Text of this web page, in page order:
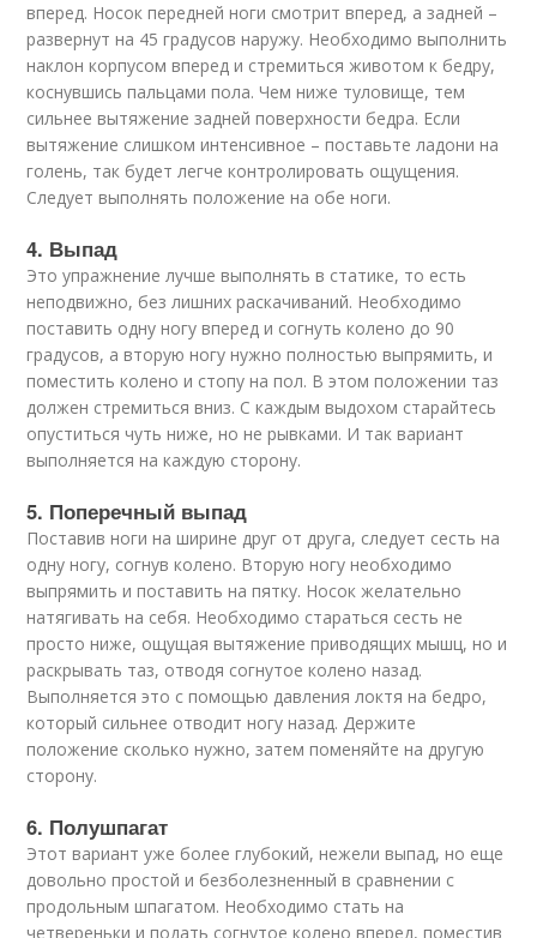
вперед. Носок передней ноги смотрит вперед, а задней –
развернут на 45 градусов наружу. Необходимо выполнить
наклон корпусом вперед и стремиться животом к бедру,
коснувшись пальцами пола. Чем ниже туловище, тем
сильнее вытяжение задней поверхности бедра. Если
вытяжение слишком интенсивное – поставьте ладони на
голень, так будет легче контролировать ощущения.
Следует выполнять положение на обе ноги.
4. Выпад
Это упражнение лучше выполнять в статике, то есть
неподвижно, без лишних раскачиваний. Необходимо
поставить одну ногу вперед и согнуть колено до 90
градусов, а вторую ногу нужно полностью выпрямить, и
поместить колено и стопу на пол. В этом положении таз
должен стремиться вниз. С каждым выдохом старайтесь
опуститься чуть ниже, но не рывками. И так вариант
выполняется на каждую сторону.
5. Поперечный выпад
Поставив ноги на ширине друг от друга, следует сесть на
одну ногу, согнув колено. Вторую ногу необходимо
выпрямить и поставить на пятку. Носок желательно
натягивать на себя. Необходимо стараться сесть не
просто ниже, ощущая вытяжение приводящих мышц, но и
раскрывать таз, отводя согнутое колено назад.
Выполняется это с помощью давления локтя на бедро,
который сильнее отводит ногу назад. Держите
положение сколько нужно, затем поменяйте на другую
сторону.
6. Полушпагат
Этот вариант уже более глубокий, нежели выпад, но еще
довольно простой и безболезненный в сравнении с
продольным шпагатом. Необходимо стать на
четвереньки и подать согнутое колено вперед, поместив